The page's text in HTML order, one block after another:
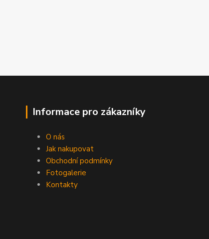
Informace pro zákazníky
O nás
Jak nakupovat
Obchodní podmínky
Fotogalerie
Kontakty